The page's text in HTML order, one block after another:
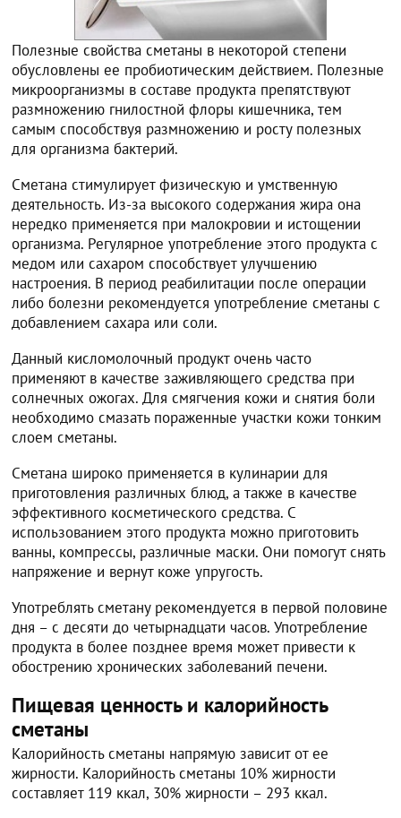
Полезные свойства сметаны в некоторой степени
обусловлены ее пробиотическим действием. Полезные
микроорганизмы в составе продукта препятствуют
размножению гнилостной флоры кишечника, тем
самым способствуя размножению и росту полезных
для организма бактерий.
Сметана стимулирует физическую и умственную
деятельность. Из-за высокого содержания жира она
нередко применяется при малокровии и истощении
организма. Регулярное употребление этого продукта с
медом или сахаром способствует улучшению
настроения. В период реабилитации после операции
либо болезни рекомендуется употребление сметаны с
добавлением сахара или соли.
Данный кисломолочный продукт очень часто
применяют в качестве заживляющего средства при
солнечных ожогах. Для смягчения кожи и снятия боли
необходимо смазать пораженные участки кожи тонким
слоем сметаны.
Сметана широко применяется в кулинарии для
приготовления различных блюд, а также в качестве
эффективного косметического средства. С
использованием этого продукта можно приготовить
ванны, компрессы, различные маски. Они помогут снять
напряжение и вернут коже упругость.
Употреблять сметану рекомендуется в первой половине
дня – с десяти до четырнадцати часов. Употребление
продукта в более позднее время может привести к
обострению хронических заболеваний печени.
Пищевая ценность и калорийность
сметаны
Калорийность сметаны напрямую зависит от ее
жирности. Калорийность сметаны 10% жирности
составляет 119 ккал, 30% жирности – 293 ккал.